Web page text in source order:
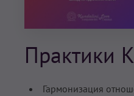
Практики
Гармонизация